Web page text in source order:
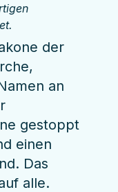
der
an
gestoppt
einen
Das
alle.